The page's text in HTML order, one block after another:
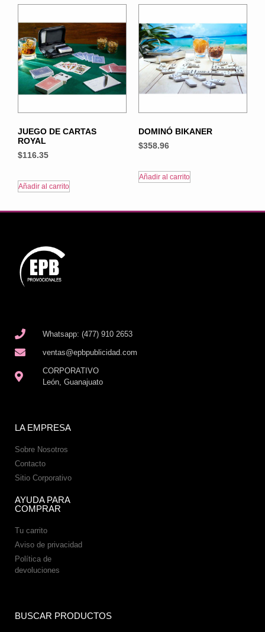
JUEGO DE CARTAS
ROYAL
$116.35
Añadir al carrito
DOMINÓ BIKANER
$358.96
Añadir al carrito
Whatsapp: (477) 910 2653
ventas@epbpublicidad.com
CORPORATIVO
León, Guanajuato
LA EMPRESA
Sobre Nosotros
Contacto
Sitio Corporativo
AYUDA PARA
COMPRAR
Tu carrito
Aviso de privacidad
Política de
devoluciones
BUSCAR PRODUCTOS